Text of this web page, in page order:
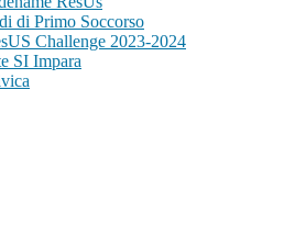
di Primo Soccorso
Challenge 2023-2024
SI Impara